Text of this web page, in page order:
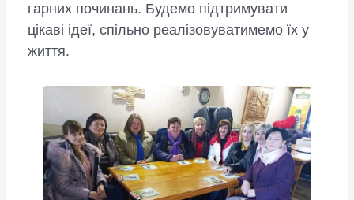
гарних починань. Будемо підтримувати
цікаві ідеї, спільно реалізовуватимемо їх у
життя.